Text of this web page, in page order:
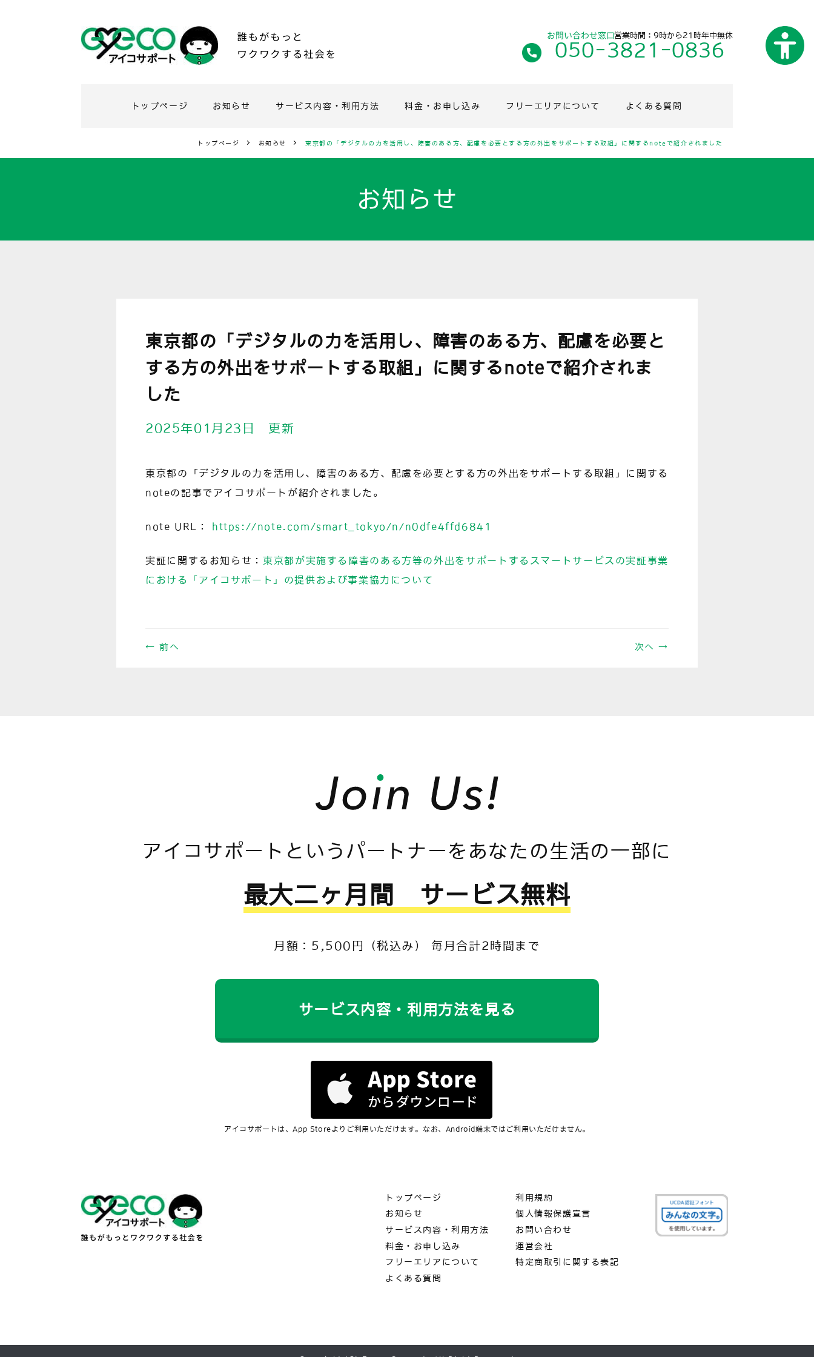
050-3821-0836
営業時間：9時から21時年中無休
トップページ お知らせ サービス内容・利用方法 料金・お申し込み フリーエリアについて よくある質問
トップページ お知らせ 東京都の「デジタルの力を活用し、障害のある方、配慮を必要とする方の外出をサポートする取組」に関するnoteで紹介されました
お知らせ
東京都の「デジタルの力を活用し、障害のある方、配慮を必要と
する方の外出をサポートする取組」に関するnoteで紹介されま
した
2025年01月23日 更新
東京都の「デジタルの力を活用し、障害のある方、配慮を必要とする方の外出をサポートする取組」に関する
noteの記事でアイコサポートが紹介されました。
note URL： https://note.com/smart_tokyo/n/n0dfe4ffd6841
実証に関するお知らせ： 東京都が実施する障害のある方等の外出をサポートするスマートサービスの実証事業
における「アイコサポート」の提供および事業協力について
← 前へ 次へ →
アイコサポートというパートナーをあなたの生活の一部に
最大二ヶ月間 サービス無料
月額：5,500円（税込み） 毎月合計2時間まで
サービス内容・利用方法を見る
アイコサポートは、App Storeよりご利用いただけます。なお、Android端末ではご利用いただけません。
トップページ
お知らせ
サービス内容・利用方法
料金・お申し込み
フリーエリアについて
よくある質問
利用規約
個人情報保護宣言
お問い合わせ
運営会社
特定商取引に関する表記